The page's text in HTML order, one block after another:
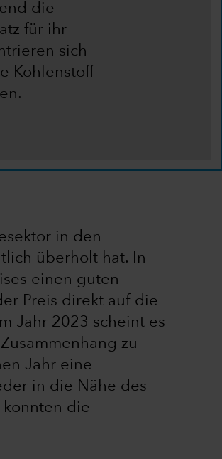
die
für ihr
sich
Kohlenstoff
in den
überholt hat. In
einen guten
Preis direkt auf die
Jahr 2023 scheint es
zu
Jahr eine
in die Nähe des
die